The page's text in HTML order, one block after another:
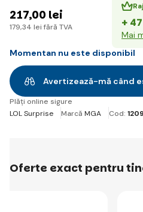
217,00 lei
179,34 lei fără TVA +
Mai
Momentan nu este disponibil
Avertizează-mă când
Plăți online sigure
LOL Surprise
Marcă MGA Cod:
Oferte exact pentru